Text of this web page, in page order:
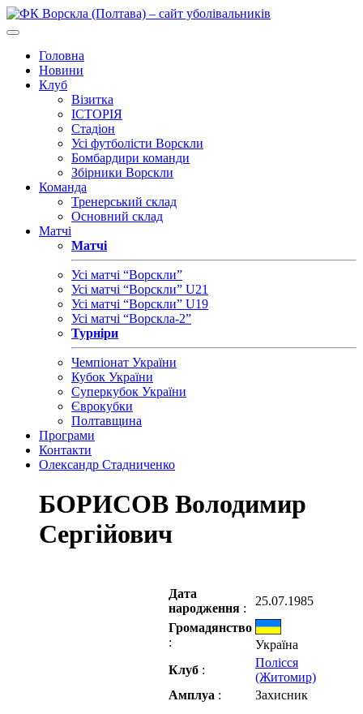
Головна
Новини
Клуб
Візитка
ІСТОРІЯ
Стадіон
Усі футболісти Ворскли
Бомбардири команди
Збірники Ворскли
Команда
Тренерський склад
Основний склад
Матчі
Матчі
Усі матчі “Ворскли”
Усі матчі “Ворскли” U21
Усі матчі “Ворскли” U19
Усі матчі “Ворскла-2”
Турніри
Чемпіонат України
Кубок України
Суперкубок України
Єврокубки
Полтавщина
Програми
Контакти
Олександр Стадниченко
БОРИСОВ Володимир
Сергійович
Дата
народження :
25.07.1985
Громадянство
:
Україна
Клуб :
Полісся
(Житомир)
Амплуа : Захисник